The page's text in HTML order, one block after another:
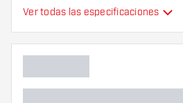
Ver todas las especificaciones